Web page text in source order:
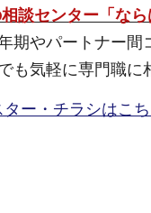
談センター「なら
期やパートナー
気軽に専門職に
ー・チラシはこち